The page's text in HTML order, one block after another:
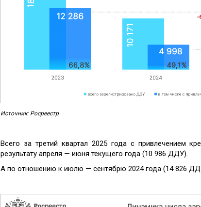
Источник: Росреестр
Всего за третий квартал 2025 года с привлечением
результату апреля — июня текущего года (10 986 ДДУ).
А по отношению к июлю — сентябрю 2024 года (14 826